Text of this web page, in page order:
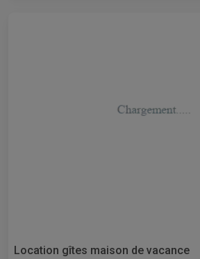
Location gîtes maison de vacance